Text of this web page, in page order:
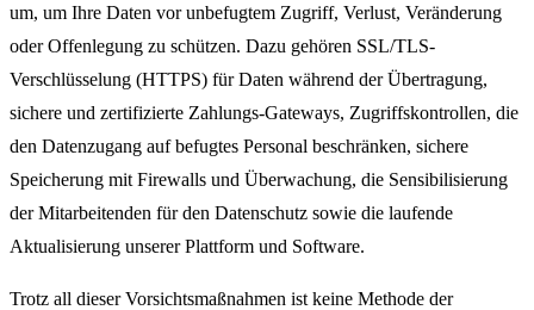
um, um Ihre Daten vor unbefugtem Zugriff, Verlust, Veränderung
oder Offenlegung zu schützen. Dazu gehören SSL/TLS-
Verschlüsselung (HTTPS) für Daten während der Übertragung,
sichere und zertifizierte Zahlungs-Gateways, Zugriffskontrollen, die
den Datenzugang auf befugtes Personal beschränken, sichere
Speicherung mit Firewalls und Überwachung, die Sensibilisierung
der Mitarbeitenden für den Datenschutz sowie die laufende
Aktualisierung unserer Plattform und Software.
Trotz all dieser Vorsichtsmaßnahmen ist keine Methode der